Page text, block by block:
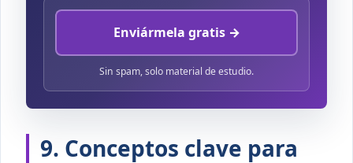
Enviármela gratis →
Sin spam, solo material de estudio.
9. Conceptos clave para